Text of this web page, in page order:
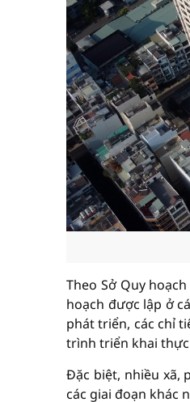
Theo Sở Quy
hoạch được lập ở
phát triển, các chỉ
trình triển khai
Đặc biệt, nhiều xã,
các giai đoạn khác